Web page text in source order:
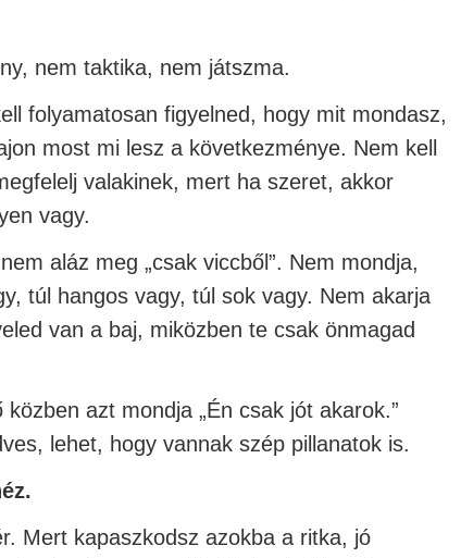
nem taktika, nem játszma.
folyamatosan figyelned, hogy mit mondasz,
most mi lesz a következménye. Nem kell
valakinek, mert ha szeret, akkor
vagy.
aláz meg „csak viccből”. Nem mondja,
túl hangos vagy, túl sok vagy. Nem akarja
van a baj, miközben te csak önmagad
azt mondja „Én csak jót akarok.”
lehet, hogy vannak szép pillanatok is.
Mert kapaszkodsz azokba a ritka, jó